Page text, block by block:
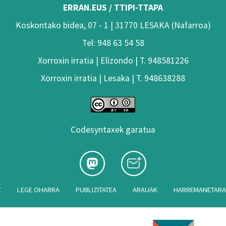
ERRAN.EUS / TTIPI-TTAPA
Koskontako bidea, 07 - 1 | 31770 LESAKA (Nafarroa)
Tel: 948 63 54 58
Xorroxin irratia | Elizondo | T. 948581226
Xorroxin irratia | Lesaka | T. 948638288
Codesyntaxek garatua
LEGE OHARRA PUBLIZITATEA ARAUAK